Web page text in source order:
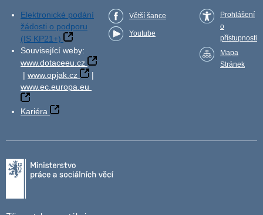
Elektronické podání
žádosti o podporu
(IS KP21+)
Související weby:
www.dotaceeu.cz
| www.opjak.cz
|
www.ec.europa.eu
Kariéra
Větší šance
Youtube
Prohlášení
o
přístupnosti
Mapa
Stránek